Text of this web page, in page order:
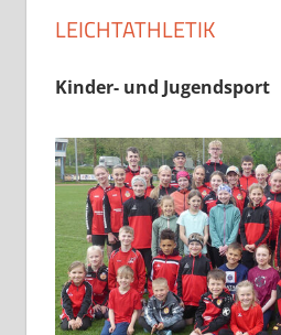
1990LEICHTATHLETIK
Kinder- und Jugendsport